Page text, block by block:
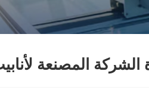
الشركة المصنعة